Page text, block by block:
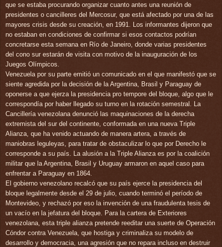
que se estaba procurando organizar cuanto antes una reunión de
presidentes o cancilleres del Mercosur, que está afectado por una de las
mayores crisis desde su creación, en 1991. Los informantes dijeron que
no estaban en condiciones de confirmar si esos contactos podrían
concretarse esta semana en Río de Janeiro, donde varias presidentes
del cono sur estarán de visita con motivo de la inauguración de los
Juegos Olímpicos.
Venezuela por su parte emitió un comunicado en el que manifestó que se
siente agredida por la decisión de la Argentina, Brasil y Paraguay de
oponerse a que ejerza la presidencia pro tempore del bloque, algo que le
correspondía por haber llegado su turno en la rotación semestral. La
Cancillería venezolana denunció las maquinaciones de la derecha
extremista del sur del continente, conformada en una nueva Triple
Alianza, que ha venido actuando de manera artera, a través de
maniobras leguleyas, para tratar de obstaculizar lo que por Derecho le
corresponde a su país. La alusión a la Triple Alianza es por la coalición
militar que la Argentina, Brasil y Uruguay armaron en aquel caso para
enfrentar a Paraguay en 1864.
El gobierno venezolano recalcó que su país ejerce la presidencia del
bloque legalmente desde el 29 de julio, cuando terminó el período de
Montevideo, y rechazó por eso la invención de una fraudulenta tesis de
un vacío en la jefatura del bloque. Para la cartera de Exteriores
venezolana, esta triple alianza pretende reeditar una suerte de Operación
Cóndor contra Venezuela, que hostiga y criminaliza su modelo de
desarrollo y democracia, una agresión que no repara incluso en destruir